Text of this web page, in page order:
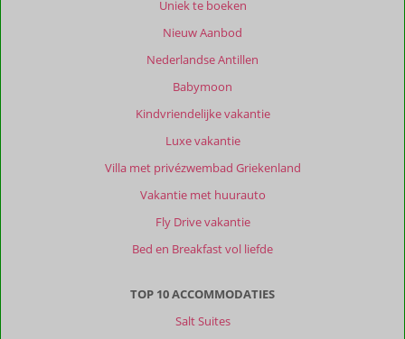
Uniek te boeken
Nieuw Aanbod
Nederlandse Antillen
Babymoon
Kindvriendelijke vakantie
Luxe vakantie
Villa met privézwembad Griekenland
Vakantie met huurauto
Fly Drive vakantie
Bed en Breakfast vol liefde
TOP 10 ACCOMMODATIES
Salt Suites